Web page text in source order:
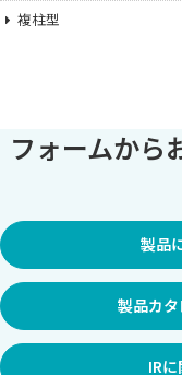
複柱型
フォームから
製品
製品カ
IR